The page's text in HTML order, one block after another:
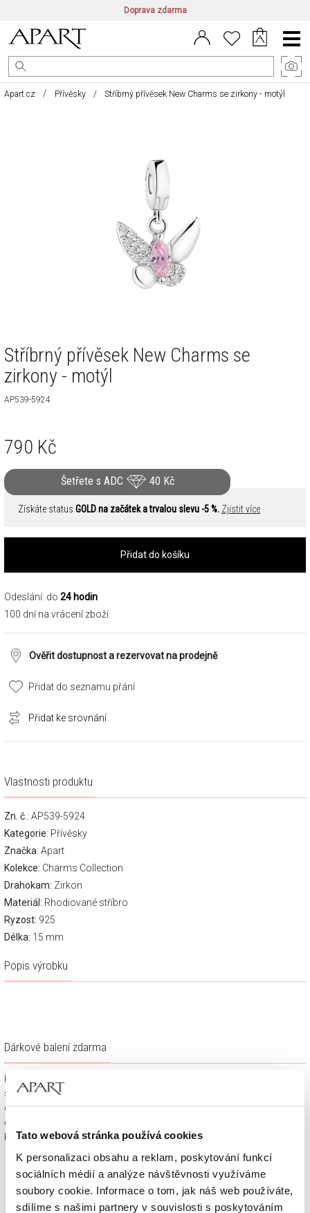
Tato webová stránka používá cookies
K personalizaci obsahu a reklam, poskytování funkcí
sociálních médií a analýze návštěvnosti využíváme
soubory cookie. Informace o tom, jak náš web používáte,
sdílíme s našimi partnery v souvislosti s poskytováním
Doprava zdarma
CZ/CZK | EN/EUR PL/PLN
Main
Menu
Apart.cz Přívěsky Stříbrný přívěsek New Charms se zirkony - motýl
Stříbrný přívěsek New Charms se
zirkony - motýl
AP539-5924
790 Kč
Šetřete s ADC 40 Kč
Získáte status GOLD na začátek a trvalou slevu -5 %. Zjistit více
Přidat do košíku
Odeslání: do 24 hodin
100 dní na vrácení zboží
Ověřit dostupnost a rezervovat na prodejně
Přidat do seznamu přání
Přidat ke srovnání
Vlastnosti produktu
Zn. č. : AP539-5924
Kategorie: Přívěsky
Značka: Apart
Kolekce: Charms Collection
Drahokam: Zirkon
Materiál: Rhodiované stříbro
Ryzost: 925
Délka: 15 mm
Popis výrobku
Dárkové balení zdarma
Klenotnické výrobky zakoupené na e-shopu Apart.cz obdržíte
spolu s dárkovou krabičkou a taštičkou – v závislosti na
objednaném sortimentu. Váš nákup se tak stane krásným
dárkem, který můžete bez dalších příprav věnovat svým
blízkým.